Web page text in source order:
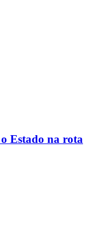
Estado na rota